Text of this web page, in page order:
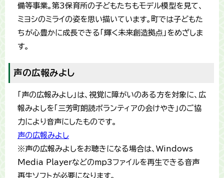
備等事業。第3保育所の子どもたちもモデル模型を見て、
ミヨシのミライの姿を思い描いています。町では子どもた
ちが心豊かに成長できる「輝く未来創造拠点」をめざしま
す。
声の広報みよし
「声の広報みよし」は、視覚に障がいのある方を対象に、広
報みよしを「三芳町朗読ボランティアの会けやき」のご協
力により音声にしたものです。
声の広報みよし
※声の広報みよしをお聴きになる場合は、Windows
Media Playerなどのmp3ファイルを再生できる音声
再生ソフトが必要になります。